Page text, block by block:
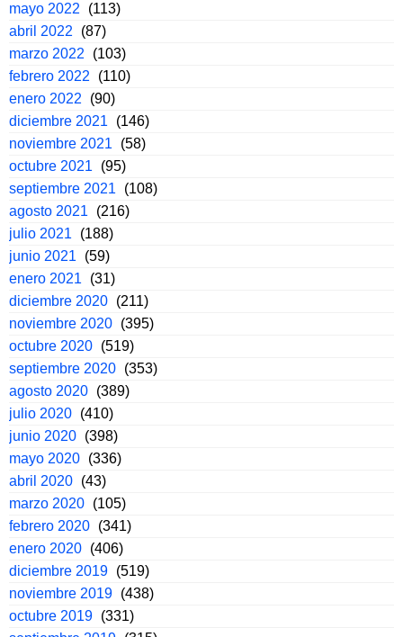
mayo 2022
(113)
abril 2022
(87)
marzo 2022
(103)
febrero 2022
(110)
enero 2022
(90)
diciembre 2021
(146)
noviembre 2021
(58)
octubre 2021
(95)
septiembre 2021
(108)
agosto 2021
(216)
julio 2021
(188)
junio 2021
(59)
enero 2021
(31)
diciembre 2020 (211)
noviembre 2020 (395)
octubre 2020 (519)
septiembre 2020 (353)
agosto 2020 (389)
julio 2020 (410)
junio 2020 (398)
mayo 2020 (336)
abril 2020 (43)
marzo 2020 (105)
febrero 2020 (341)
enero 2020 (406)
diciembre 2019 (519)
noviembre 2019 (438)
octubre 2019 (331)